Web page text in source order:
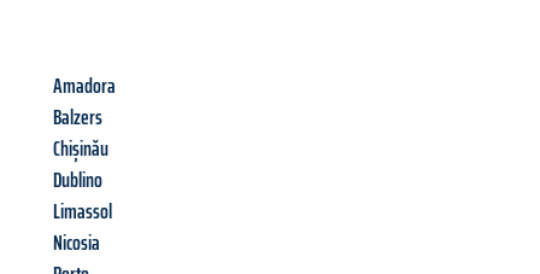
Amadora
Balzers
Chișinău
Dublino
Limassol
Nicosia